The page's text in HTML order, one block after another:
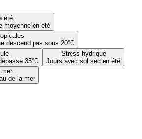
été
moyenne en été
descend pas sous 20°C
35°C
Stress hydrique
Jours avec sol sec en été
de la mer